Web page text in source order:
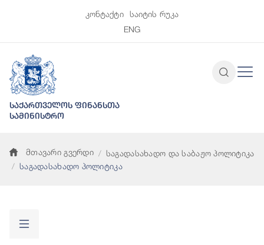
კონტაქტი
საიტის რუკა
ENG
საქართველოს ფინანსთა
სამინისტრო
მთავარი გვერდი
საგადასახადო და საბაჟო პოლიტიკა
საგადასახადო პოლიტიკა